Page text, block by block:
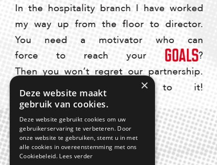
×
Deze website maakt
gebruik van cookies.
Deze website gebruikt cookies om uw
gebruikerservaring te verbeteren. Door
onze website te gebruiken, stemt u in met
alle cookies in overeenstemming met ons
Cookiebeleid. Lees verder